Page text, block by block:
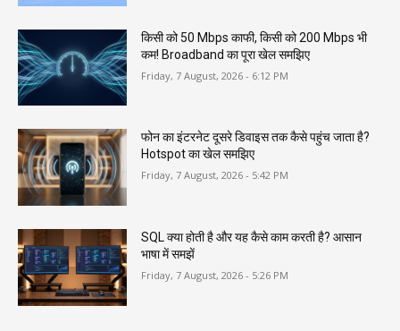
किसी को 50 Mbps काफी, किसी को 200 Mbps भी
कम! Broadband का पूरा खेल समझिए
Friday, 7 August, 2026 - 6:12 PM
फोन का इंटरनेट दूसरे डिवाइस तक कैसे पहुंच जाता है?
Hotspot का खेल समझिए
Friday, 7 August, 2026 - 5:42 PM
SQL क्या होती है और यह कैसे काम करती है? आसान
भाषा में समझें
Friday, 7 August, 2026 - 5:26 PM